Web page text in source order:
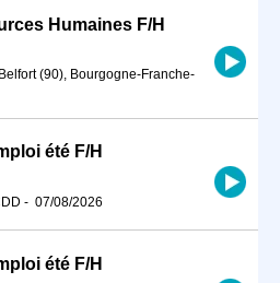
Humaines F/H
(90), Bourgogne-Franche-
été F/H
- 07/08/2026
été F/H